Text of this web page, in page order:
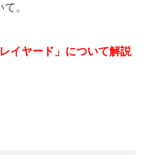
。
イヤード」について解説